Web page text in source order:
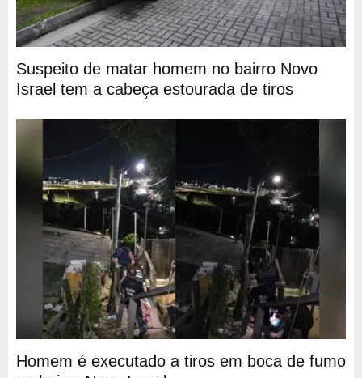
Suspeito de matar homem no bairro Novo
Israel tem a cabeça estourada de tiros
Homem é executado a tiros em boca de fumo